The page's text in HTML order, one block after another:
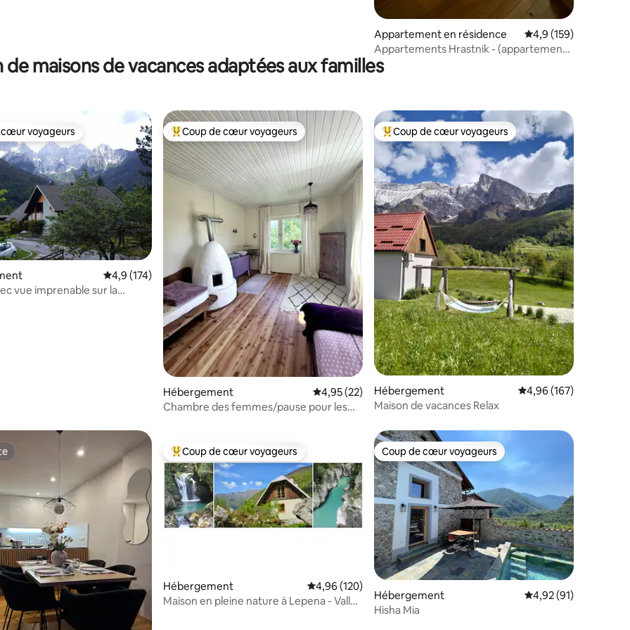
Appartement en résidence Évaluation moyenne
4,9 (159)
Appartements Hrastnik - (appartement
2)
de maisons de vacances adaptées aux familles
la base de 18 commentaires : 5 sur 5
cœur voyageurs
voyageurs
Évaluation moyenne sur la base de 174 commentaires : 4,9 sur 5
4,9 (174)
vue imprenable sur la
Coups de cœur voyageurs les plus appréciés
Coup de cœur voyageurs
Hébergement Évaluation moyenne sur la base de 22 commentaires : 4,95 sur 5
4,95 (22)
Chambre des femmes/pause pour les
Coups de cœur voyageurs les plus appréciés
Coup de cœur voyageurs
Hébergement Évaluation moyenne
4,96 (167)
Maison de vacances Relax
sur la base de 11 commentaires : 5 sur 5
Coups de cœur voyageurs les plus appréciés
Coup de cœur voyageurs
Hébergement Évaluation moyenne sur la base de 120 commentaires : 4,96 sur 5
4,96 (120)
Maison en pleine nature à Lepena - Vallée
Coup de cœur voyageurs
Coup de cœur voyageurs
Hébergement Évaluation moyenne
4,92 (91)
Hisha Mia